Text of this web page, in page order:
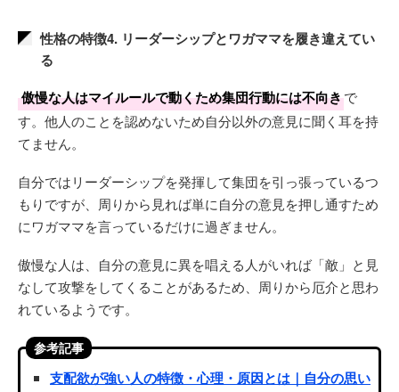
性格の特徴4. リーダーシップとワガママを履き違えてい
る
傲慢な人はマイルールで動くため集団行動には不向きで
す。他人のことを認めないため自分以外の意見に聞く耳を持
てません。
自分ではリーダーシップを発揮して集団を引っ張っているつ
もりですが、周りから見れば単に自分の意見を押し通すため
にワガママを言っているだけに過ぎません。
傲慢な人は、自分の意見に異を唱える人がいれば「敵」と見
なして攻撃をしてくることがあるため、周りから厄介と思わ
れているようです。
参考記事
支配欲が強い人の特徴・心理・原因とは｜自分の思い